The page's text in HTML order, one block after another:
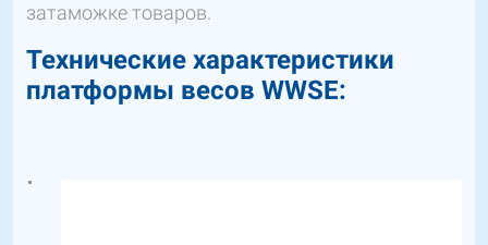
затаможке товаров.
Технические характеристики
платформы весов WWSЕ: